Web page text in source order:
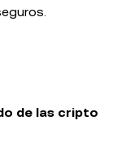
de las cripto